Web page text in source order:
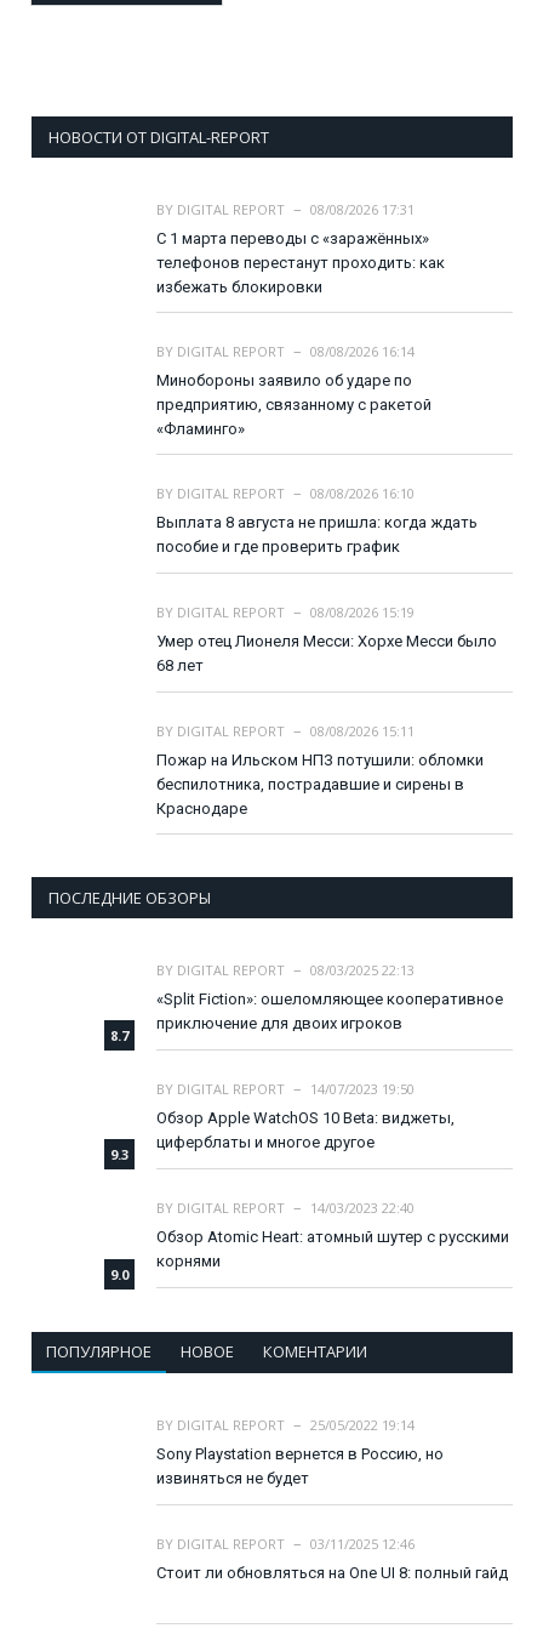
НОВОСТИ ОТ DIGITAL-REPORT
BY DIGITAL REPORT
08/08/2026 17:31
С 1 марта переводы с «заражённых»
телефонов перестанут проходить: как
избежать блокировки
BY DIGITAL REPORT
08/08/2026 16:14
Минобороны заявило об ударе по
предприятию, связанному с ракетой
«Фламинго»
BY DIGITAL REPORT
08/08/2026 16:10
Выплата 8 августа не пришла: когда ждать
пособие и где проверить график
BY DIGITAL REPORT
08/08/2026 15:19
Умер отец Лионеля Месси: Хорхе Месси было
68 лет
BY DIGITAL REPORT
08/08/2026 15:11
Пожар на Ильском НПЗ потушили: обломки
беспилотника, пострадавшие и сирены в
Краснодаре
ПОСЛЕДНИЕ ОБЗОРЫ
8.7
BY DIGITAL REPORT
08/03/2025 22:13
«Split Fiction»: ошеломляющее кооперативное
приключение для двоих игроков
9.3
BY DIGITAL REPORT
14/07/2023 19:50
Обзор Apple WatchOS 10 Beta: виджеты,
циферблаты и многое другое
9.0
BY DIGITAL REPORT
14/03/2023 22:40
Обзор Atomic Heart: атомный шутер с русскими
корнями
ПОПУЛЯРНОЕ НОВОЕ КОМЕНТАРИИ
BY DIGITAL REPORT
25/05/2022 19:14
Sony Playstation вернется в Россию, но
извиняться не будет
BY DIGITAL REPORT
03/11/2025 12:46
Стоит ли обновляться на One UI 8: полный гайд